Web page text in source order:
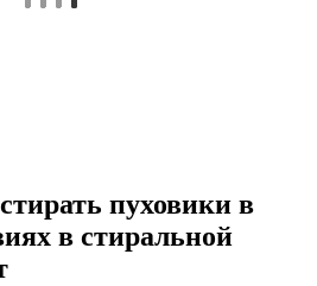
пуховики в
в стиральной